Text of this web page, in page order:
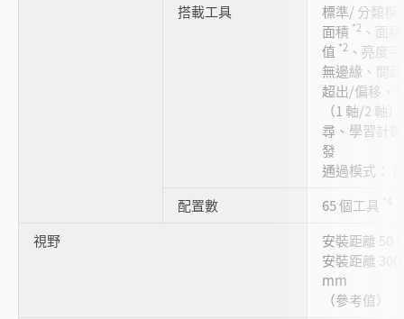
搭載工具
標準/ 分類模
面積 *2 、面積
值 *2 、亮度
無邊緣、間
超出/偏移、
（1 軸/2 軸
尋、學習計
發
通過模式：
配置數
65 個工具 *4
視野
安裝距離 50
安裝距離
mm
（參考值）